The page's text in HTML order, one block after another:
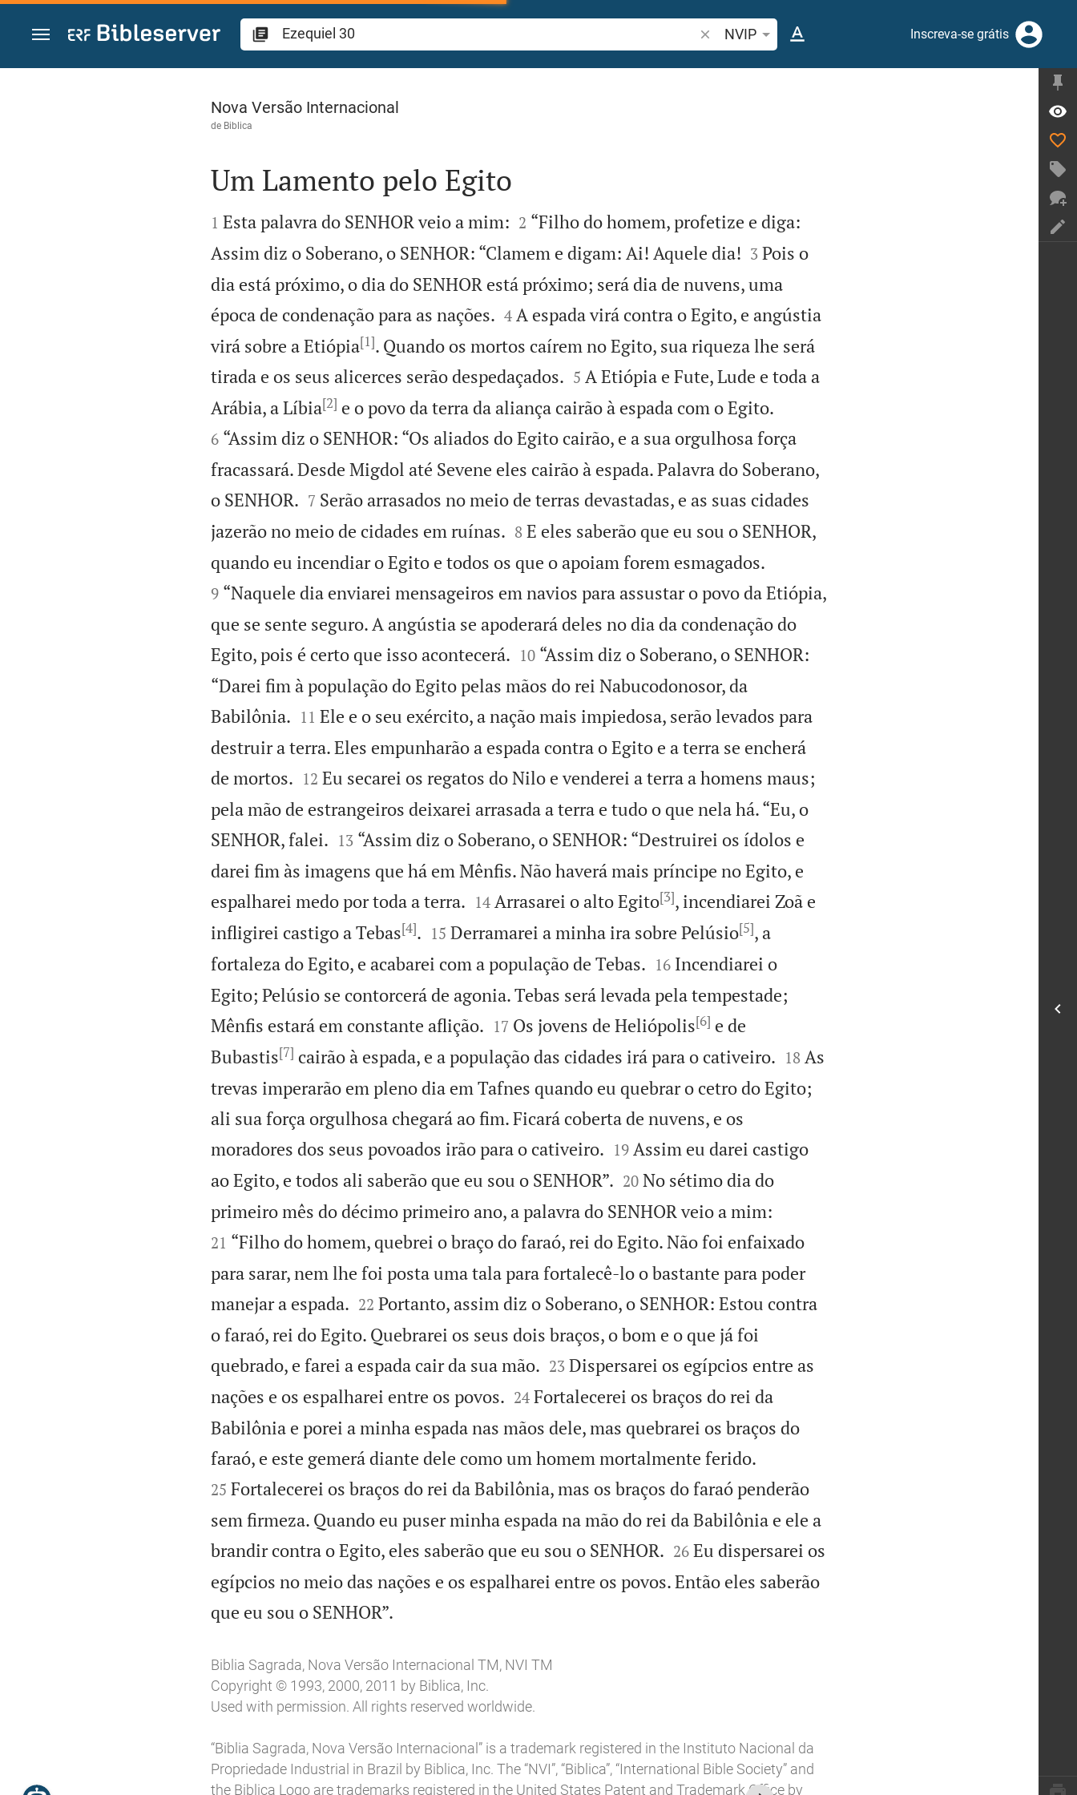
Ir para o conteúdo
Pesquise passagem da Bíblia ou termos
NVIP Inscreva-se grátis
Ezequiel 30
Nova Versão Internacional
de Biblica

Um Lamento pelo Egito

1 Esta palavra do SENHOR veio a mim:
2 “Filho do homem, profetize e diga:
Assim diz o Soberano, o SENHOR: “Clamem e digam: Ai! Aquele dia!
3 Pois o
dia está próximo, o dia do SENHOR está próximo; será dia de nuvens, uma
época de condenação para as nações.
4 A espada virá contra o Egito, e angústia
virá sobre a Etiópia[1]. Quando os mortos caírem no Egito, sua riqueza lhe será
tirada e os seus alicerces serão despedaçados.
5 A Etiópia e Fute, Lude e toda a
Arábia, a Líbia[2] e o povo da terra da aliança cairão à espada com o Egito.
6 “Assim diz o SENHOR: “Os aliados do Egito cairão, e a sua orgulhosa força
fracassará. Desde Migdol até Sevene eles cairão à espada. Palavra do Soberano,
o SENHOR.
7 Serão arrasados no meio de terras devastadas, e as suas cidades
jazerão no meio de cidades em ruínas.
8 E eles saberão que eu sou o SENHOR,
quando eu incendiar o Egito e todos os que o apoiam forem esmagados.
9 “Naquele dia enviarei mensageiros em navios para assustar o povo da Etiópia,
que se sente seguro. A angústia se apoderará deles no dia da condenação do
Egito, pois é certo que isso acontecerá.
10 “Assim diz o Soberano, o SENHOR:
“Darei fim à população do Egito pelas mãos do rei Nabucodonosor, da
Babilônia.
11 Ele e o seu exército, a nação mais impiedosa, serão levados para
destruir a terra. Eles empunharão a espada contra o Egito e a terra se encherá
de mortos.
12 Eu secarei os regatos do Nilo e venderei a terra a homens maus;
pela mão de estrangeiros deixarei arrasada a terra e tudo o que nela há. “Eu, o
SENHOR, falei.
13 “Assim diz o Soberano, o SENHOR: “Destruirei os ídolos e
darei fim às imagens que há em Mênfis. Não haverá mais príncipe no Egito, e
espalharei medo por toda a terra.
14 Arrasarei o alto Egito[3], incendiarei Zoã e
infligirei castigo a Tebas[4].
15 Derramarei a minha ira sobre Pelúsio[5], a
fortaleza do Egito, e acabarei com a população de Tebas.
16 Incendiarei o
Egito; Pelúsio se contorcerá de agonia. Tebas será levada pela tempestade;
Mênfis estará em constante aflição.
17 Os jovens de Heliópolis[6] e de
Bubastis[7] cairão à espada, e a população das cidades irá para o cativeiro.
18 As
trevas imperarão em pleno dia em Tafnes quando eu quebrar o cetro do Egito;
ali sua força orgulhosa chegará ao fim. Ficará coberta de nuvens, e os
moradores dos seus povoados irão para o cativeiro.
19 Assim eu darei castigo
ao Egito, e todos ali saberão que eu sou o SENHOR”.
20 No sétimo dia do
primeiro mês do décimo primeiro ano, a palavra do SENHOR veio a mim:
21 “Filho do homem, quebrei o braço do faraó, rei do Egito. Não foi enfaixado
para sarar, nem lhe foi posta uma tala para fortalecê-lo o bastante para poder
manejar a espada.
22 Portanto, assim diz o Soberano, o SENHOR: Estou contra
o faraó, rei do Egito. Quebrarei os seus dois braços, o bom e o que já foi
quebrado, e farei a espada cair da sua mão.
23 Dispersarei os egípcios entre as
nações e os espalharei entre os povos.
24 Fortalecerei os braços do rei da
Babilônia e porei a minha espada nas mãos dele, mas quebrarei os braços do
faraó, e este gemerá diante dele como um homem mortalmente ferido.
25 Fortalecerei os braços do rei da Babilônia, mas os braços do faraó penderão
sem firmeza. Quando eu puser minha espada na mão do rei da Babilônia e ele a
brandir contra o Egito, eles saberão que eu sou o SENHOR.
26 Eu dispersarei os
egípcios no meio das nações e os espalharei entre os povos. Então eles saberão
que eu sou o SENHOR”.
Biblia Sagrada, Nova Versão Internacional TM, NVI TM
Copyright © 1993, 2000, 2011 by Biblica, Inc.
Used with permission. All rights reserved worldwide.
“Biblia Sagrada, Nova Versão Internacional” is a trademark registered in the Instituto Nacional da
Propriedade Industrial in Brazil by Biblica, Inc. The “NVI”, “Biblica”, “International Bible Society” and
the Biblica Logo are trademarks registered in the United States Patent and Trademark Office by